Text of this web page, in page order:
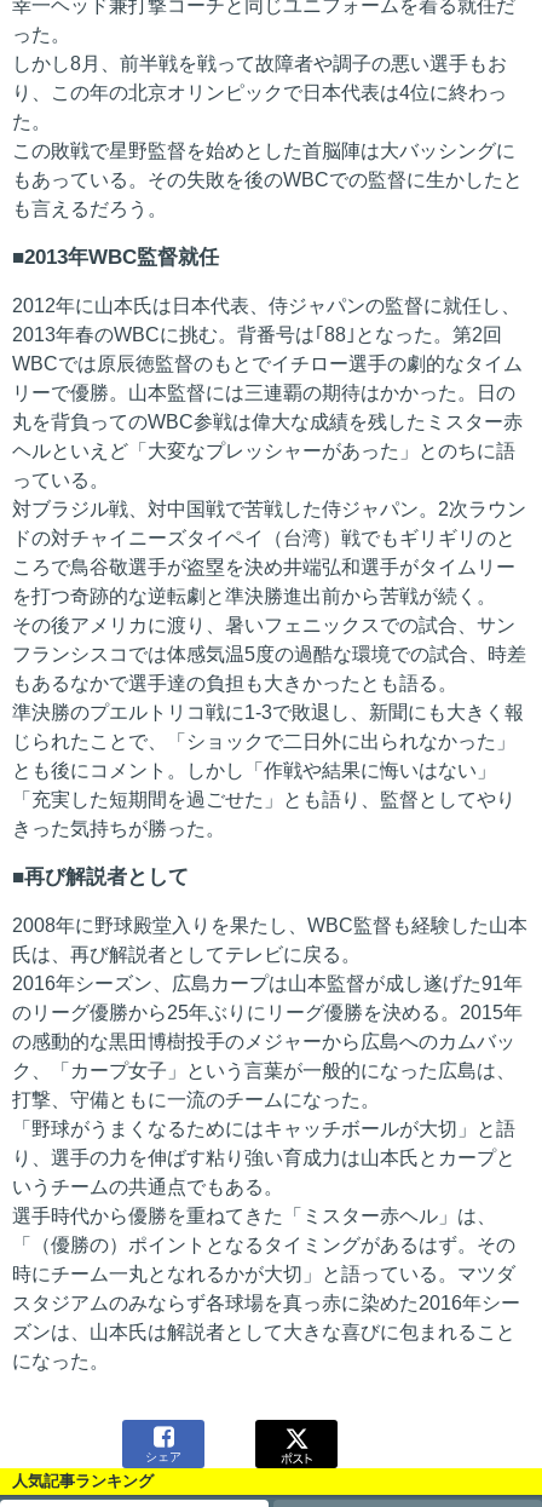
幸一ヘッド兼打撃コーチと同じユニフォームを着る就任だ
った。
しかし8月、前半戦を戦って故障者や調子の悪い選手もお
り、この年の北京オリンピックで日本代表は4位に終わっ
た。
この敗戦で星野監督を始めとした首脳陣は大バッシングに
もあっている。その失敗を後のWBCでの監督に生かしたと
も言えるだろう。
2013年WBC監督就任
2012年に山本氏は日本代表、侍ジャパンの監督に就任し、
2013年春のWBCに挑む。背番号は｢88｣となった。第2回
WBCでは原辰徳監督のもとでイチロー選手の劇的なタイム
リーで優勝。山本監督には三連覇の期待はかかった。日の
丸を背負ってのWBC参戦は偉大な成績を残したミスター赤
ヘルといえど「大変なプレッシャーがあった」とのちに語
っている。
対ブラジル戦、対中国戦で苦戦した侍ジャパン。2次ラウン
ドの対チャイニーズタイペイ（台湾）戦でもギリギリのと
ころで鳥谷敬選手が盗塁を決め井端弘和選手がタイムリー
を打つ奇跡的な逆転劇と準決勝進出前から苦戦が続く。
その後アメリカに渡り、暑いフェニックスでの試合、サン
フランシスコでは体感気温5度の過酷な環境での試合、時差
もあるなかで選手達の負担も大きかったとも語る。
準決勝のプエルトリコ戦に1-3で敗退し、新聞にも大きく報
じられたことで、「ショックで二日外に出られなかった」
とも後にコメント。しかし「作戦や結果に悔いはない」
「充実した短期間を過ごせた」とも語り、監督としてやり
きった気持ちが勝った。
再び解説者として
2008年に野球殿堂入りを果たし、WBC監督も経験した山本
氏は、再び解説者としてテレビに戻る。
2016年シーズン、広島カープは山本監督が成し遂げた91年
のリーグ優勝から25年ぶりにリーグ優勝を決める。2015年
の感動的な黒田博樹投手のメジャーから広島へのカムバッ
ク、「カープ女子」という言葉が一般的になった広島は、
打撃、守備ともに一流のチームになった。
「野球がうまくなるためにはキャッチボールが大切」と語
り、選手の力を伸ばす粘り強い育成力は山本氏とカープと
いうチームの共通点でもある。
選手時代から優勝を重ねてきた「ミスター赤ヘル」は、
「（優勝の）ポイントとなるタイミングがあるはず。その
時にチーム一丸となれるかが大切」と語っている。マツダ
スタジアムのみならず各球場を真っ赤に染めた2016年シー
ズンは、山本氏は解説者として大きな喜びに包まれること
になった。

シェア
人気記事ランキング